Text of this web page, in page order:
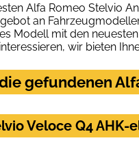
Alfa Romeo Stelvio
an
Modell mit den
wir bieten
gefundenen
Veloce Q4 AHK-